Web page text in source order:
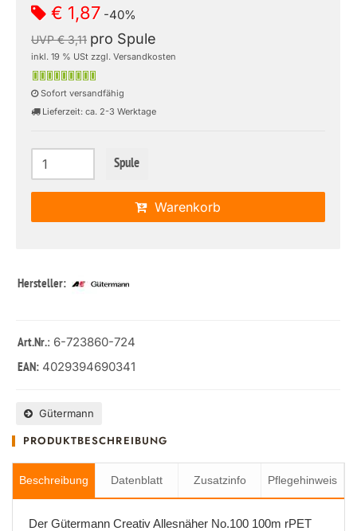
€ 1,87 -40%
UVP € 3,11 pro Spule
inkl. 19 % USt zzgl. Versandkosten
Sofort versandfähig
Lieferzeit: ca. 2-3 Werktage
Spule
Warenkorb
Hersteller:
Art.Nr.: 6-723860-724
EAN: 4029394690341
Gütermann
PRODUKTBESCHREIBUNG
Beschreibung Datenblatt Zusatzinfo Pflegehinweis
Der Gütermann Creativ Allesnäher No.100 100m rPET